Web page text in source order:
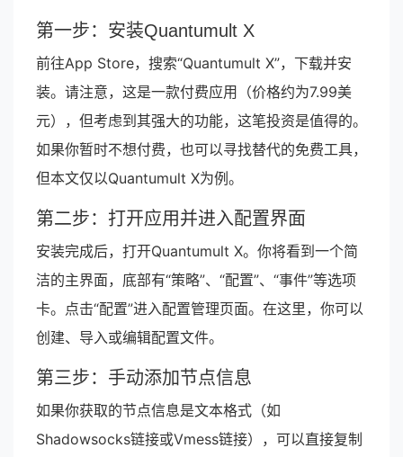
第一步：安装Quantumult X
前往App Store，搜索“Quantumult X”，下载并安
装。请注意，这是一款付费应用（价格约为7.99美
元），但考虑到其强大的功能，这笔投资是值得的。
如果你暂时不想付费，也可以寻找替代的免费工具，
但本文仅以Quantumult X为例。
第二步：打开应用并进入配置界面
安装完成后，打开Quantumult X。你将看到一个简
洁的主界面，底部有“策略”、“配置”、“事件”等选项
卡。点击“配置”进入配置管理页面。在这里，你可以
创建、导入或编辑配置文件。
第三步：手动添加节点信息
如果你获取的节点信息是文本格式（如
Shadowsocks链接或Vmess链接），可以直接复制